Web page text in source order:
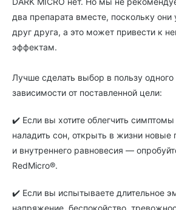
два препарата вместе, поскольку они
друг друга, а это может привести к
эффектам.
Лучше сделать выбор в пользу одного
зависимости от поставленной цели:
✔️ Если вы хотите облегчить
наладить сон, открыть в жизни новые
и внутреннего равновесия —
RedMicro®.
✔️ Если вы испытываете длительное
напряжение, беспокойство,